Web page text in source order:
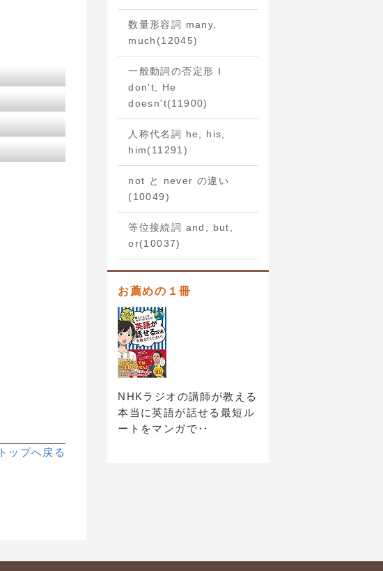
トップへ戻る
数量形容詞 many,
much (12045)
一般動詞の否定形 I
don't, He
doesn't(11900)
人称代名詞 he, his,
him(11291)
not と never の違い
(10049)
等位接続詞 and, but,
or(10037)
お薦めの１冊
NHKラジオの講師が教える
本当に英語が話せる最短ル
ートをマンガで‥